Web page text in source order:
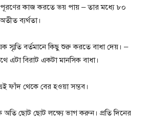
পূরণের কাজ করতে ভয় পায় – তার মধ্যে ৮০
ব্যর্থতা।
স্মৃতি বর্তমানে কিছু শুরু করতে বাধা দেয়। –
এটা বিরাট একটা মানসিক বাধা।
ফাঁদ থেকে বের হওয়া সম্ভব।
অতি ছোট ছোট লক্ষ্যে ভাগ করুন। প্রতি দিনের